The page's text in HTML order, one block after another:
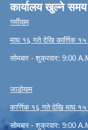
कार्यालय खुल्ने समय
गर्मीयाम
माघ १६ गते देखि कार्त्तिक
सोमबार - शुक्रवार: 9:00
जाडोयाम
कार्त्तिक १६ गते देखि माघ
सोमबार - शुक्रवार: 9:00